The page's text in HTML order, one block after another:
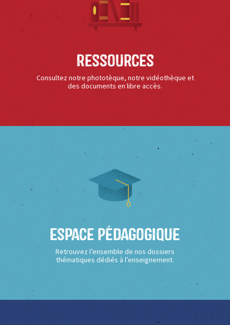
Ressources
Consultez notre phototèque, notre vidéothèque et
des documents en libre accès.
Espace Pédagogique
Retrouvez l’ensemble de nos dossiers
thématiques dédiés à l’enseignement.